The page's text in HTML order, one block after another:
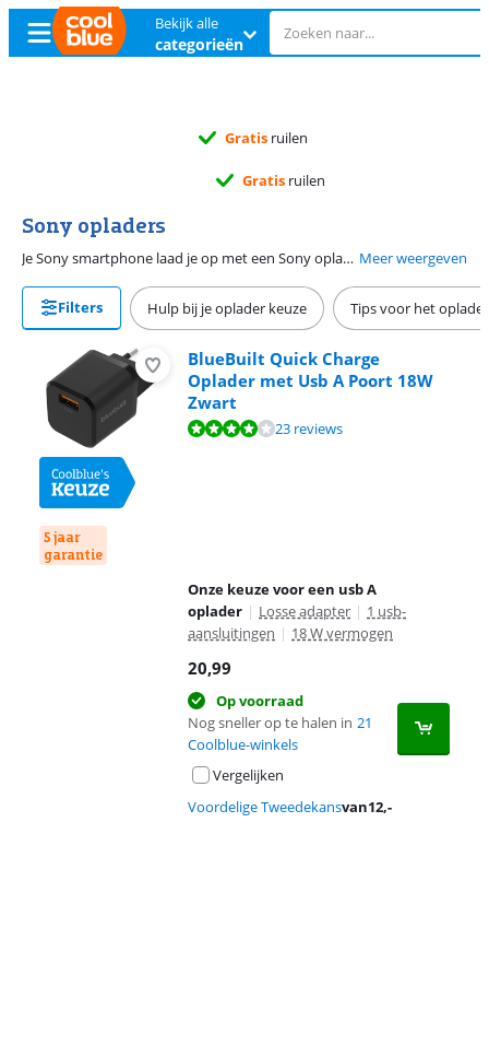
Bekijk alle
categorieën
Gratis ruilen
Gratis ruilen
Sony opladers
Je Sony smartphone laad je op met een Sony oplader. Alle Sony smartphones laad je op met een 18 watt snellader via Power Delivery. Hiervoor heb je een usb C naar usb C oplaadkabel nodig. Heb je een smartphone uit de Sony Xperia III serie, een Sony Xperia 1 II of 5 II? Kies dan voor een Power Delivery snellader van 30 watt. Je smartphone zit dan binnen een half uur voor 50 procent vol. Dit is sneller dan de meegeleverde oplader van de Sony Xperia 10 III en Xperia 1/5 II. Bij je Sony Xperia krijg je standaard een oplader en oplaadkabel meegeleverd. Wil je een extra kabel in huis? Een nylon kabel gaat langer mee dan een kunststof oplaadkabel. Meer weergeven
Filters Hulp bij je oplader keuze Tips voor het
5 jaar
garantie
BlueBuilt Quick Charge
Oplader met Usb A Poort 18W
Zwart
Beoordeling is 8,2 van de 10, gebaseerd op 23 reviews.
23 reviews
Onze keuze voor een usb A
oplader | Losse adapter | 1 usb-
aansluitingen | 18 W vermogen
20,99
Op voorraad
Nog sneller op te halen in 21
Coolblue-winkels
Vergelijken
Voordelige Tweedekansvan12,-